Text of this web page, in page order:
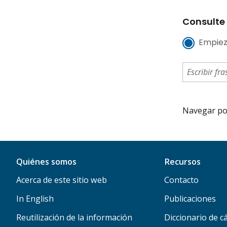
Consulte
Navegar
Quiénes somos
Acerca de este sitio web
In English
Reutilización de la información
Recursos
Contacto
Publicaciones
Diccionario de